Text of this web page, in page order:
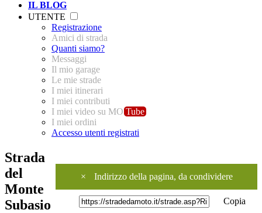
IL BLOG
UTENTE
Registrazione
Amici di strada
Quanti siamo?
Messaggi
Il mio garage
Le mie strade
I miei itinerari
I miei contributi
I miei video su MO Tube
I miei ordini
Accesso utenti registrati
× Indirizzo della pagina, da condividere
Copia
Strada
del
Monte
Subasio